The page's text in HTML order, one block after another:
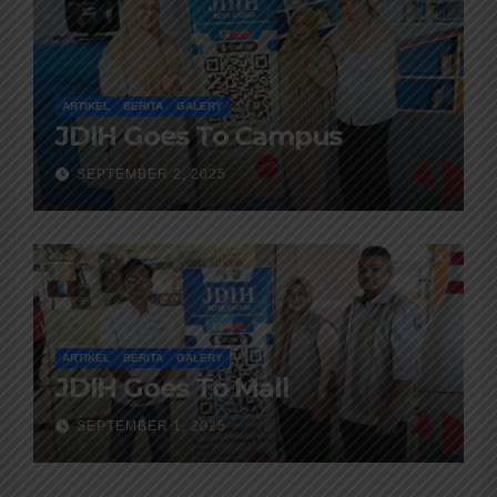
ARTIKEL BERITA GALERY
JDIH Goes To Campus
SEPTEMBER 2, 2025
ARTIKEL BERITA GALERY
JDIH Goes To Mall
SEPTEMBER 1, 2025